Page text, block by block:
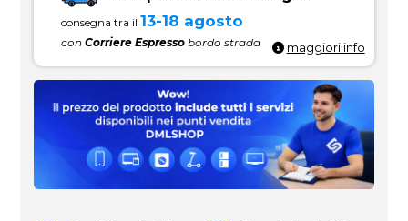
consegna tra il 13-18 agosto
conCorriere Espresso bordo strada maggiori info